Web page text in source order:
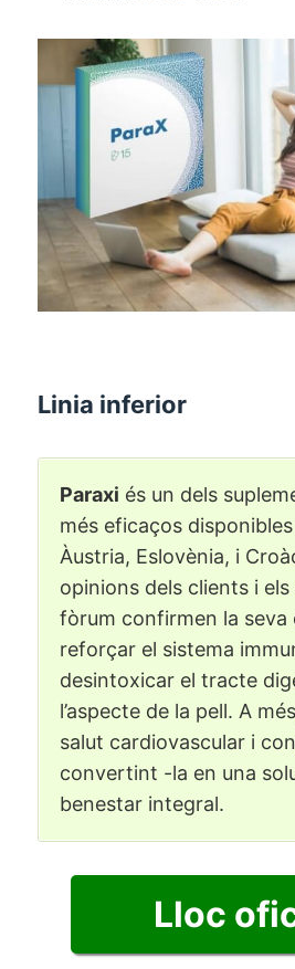
Linia inferior
Paraxi és un dels
més eficaços
Àustria, Eslovènia, i
opinions dels clients i
fòrum confirmen la seva
reforçar el sistema
desintoxicar el tracte
l’aspecte de la pell. A
salut cardiovascular i
convertint -la en una
benestar integral.
Lloc